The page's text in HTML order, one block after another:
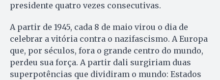
presidente quatro vezes consecutivas.
A partir de 1945, cada 8 de maio virou o dia de
celebrar a vitória contra o nazifascismo. A Europa
que, por séculos, fora o grande centro do mundo,
perdeu sua força. A partir dali surgiriam duas
superpotências que dividiram o mundo: Estados